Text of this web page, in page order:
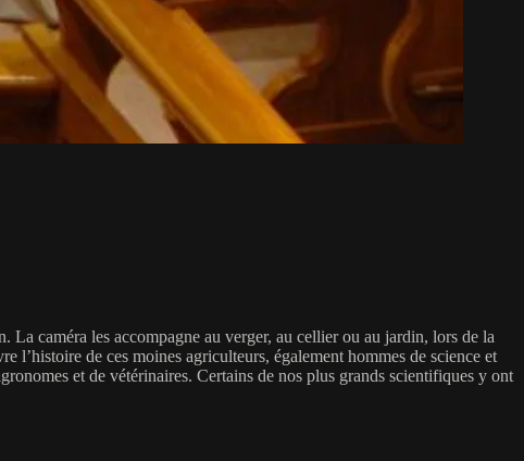
La caméra les accompagne au verger, au cellier ou au jardin, lors de la
l’histoire de ces moines agriculteurs, également hommes de science et
et de vétérinaires. Certains de nos plus grands scientifiques y ont